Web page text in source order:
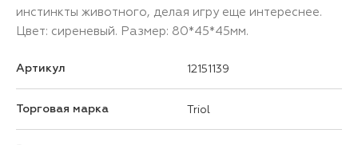
инстинкты животного, делая игру еще интереснее.
Цвет: сиреневый. Размер: 80*45*45мм.
Артикул 12151139
Торговая марка Triol